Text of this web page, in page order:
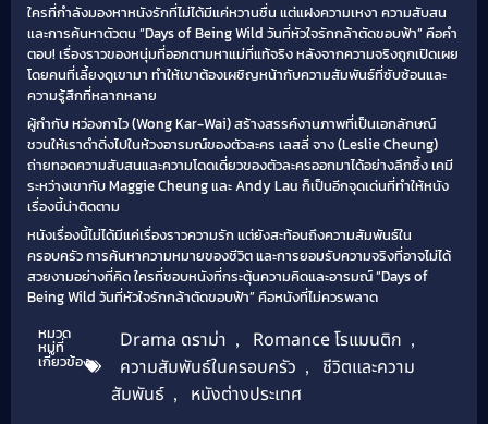
ใครที่กำลังมองหาหนังรักที่ไม่ได้มีแค่หวานชื่น แต่แฝงความเหงา ความสับสน
และการค้นหาตัวตน “Days of Being Wild วันที่หัวใจรักกล้าตัดขอบฟ้า” คือคำ
ตอบ! เรื่องราวของหนุ่มที่ออกตามหาแม่ที่แท้จริง หลังจากความจริงถูกเปิดเผย
โดยคนที่เลี้ยงดูเขามา ทำให้เขาต้องเผชิญหน้ากับความสัมพันธ์ที่ซับซ้อนและ
ความรู้สึกที่หลากหลาย
ผู้กำกับ หว่องกาไว (Wong Kar-Wai) สร้างสรรค์งานภาพที่เป็นเอกลักษณ์
ชวนให้เราดำดิ่งไปในห้วงอารมณ์ของตัวละคร เลสลี่ จาง (Leslie Cheung)
ถ่ายทอดความสับสนและความโดดเดี่ยวของตัวละครออกมาได้อย่างลึกซึ้ง เคมี
ระหว่างเขากับ Maggie Cheung และ Andy Lau ก็เป็นอีกจุดเด่นที่ทำให้หนัง
เรื่องนี้น่าติดตาม
หนังเรื่องนี้ไม่ได้มีแค่เรื่องราวความรัก แต่ยังสะท้อนถึงความสัมพันธ์ใน
ครอบครัว การค้นหาความหมายของชีวิต และการยอมรับความจริงที่อาจไม่ได้
สวยงามอย่างที่คิด ใครที่ชอบหนังที่กระตุ้นความคิดและอารมณ์ “Days of
Being Wild วันที่หัวใจรักกล้าตัดขอบฟ้า” คือหนังที่ไม่ควรพลาด
หมวด
หมู่ที่
เกี่ยวข้อง
Drama ดราม่า , Romance โรแมนติก ,
ความสัมพันธ์ในครอบครัว ,
ชีวิตและความ
สัมพันธ์ , หนังต่างประเทศ